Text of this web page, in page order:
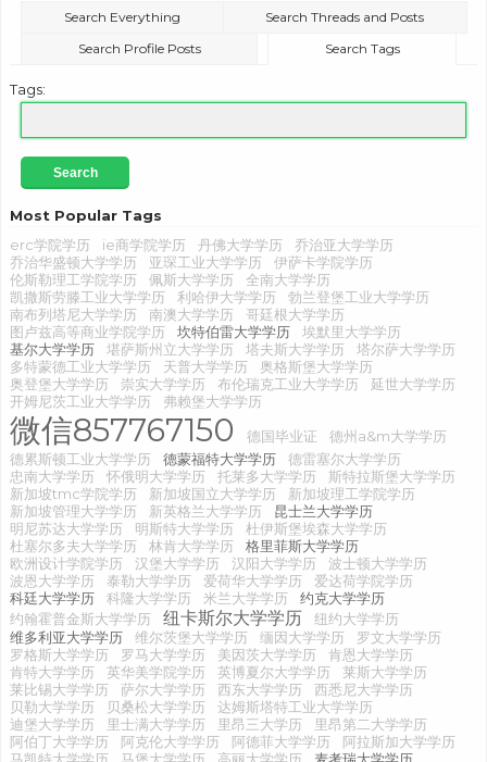
Search Everything
Search Threads and Posts
Search Profile Posts
Search Tags
Tags:
Most Popular Tags
erc学院学历
ie商学院学历 丹佛大学学历
乔治亚大学学历
乔治华盛顿大学学历
亚琛工业大学学历
伊萨卡学院学历
伦斯勒理工学院学历
佩斯大学学历
全南大学学历
凯撒斯劳滕工业大学学历
利哈伊大学学历
勃兰登堡工业大学学历
南布列塔尼大学学历
南澳大学学历
哥廷根大学学历
图卢兹高等商业学院学历
坎特伯雷大学学历
埃默里大学学历
基尔大学学历
堪萨斯州立大学学历 塔夫斯大学学历
塔尔萨大学学历
多特蒙德工业大学学历
天普大学学历
奥格斯堡大学学历
奥登堡大学学历
崇实大学学历 布伦瑞克工业大学学历
延世大学学历
开姆尼茨工业大学学历
弗赖堡大学学历
微信857767150 德国毕业证
德州a&m大学学历
德累斯顿工业大学学历
德蒙福特大学学历
德雷塞尔大学学历
忠南大学学历
怀俄明大学学历 托莱多大学学历
斯特拉斯堡大学学历
新加坡tmc学院学历
新加坡国立大学学历
新加坡理工学院学历
新加坡管理大学学历
新英格兰大学学历
昆士兰大学学历
明尼苏达大学学历
明斯特大学学历
杜伊斯堡埃森大学学历
杜塞尔多夫大学学历
林肯大学学历
格里菲斯大学学历
欧洲设计学院学历
汉堡大学学历 汉阳大学学历
波士顿大学学历
波恩大学学历
泰勒大学学历 爱荷华大学学历
爱达荷学院学历
科廷大学学历
科隆大学学历 米兰大学学历
约克大学学历
约翰霍普金斯大学学历
纽卡斯尔大学学历
纽约大学学历
维多利亚大学学历
维尔茨堡大学学历 缅因大学学历
罗文大学学历
罗格斯大学学历
罗马大学学历 美因茨大学学历
肯恩大学学历
肯特大学学历
英华美学院学历 英博夏尔大学学历
莱斯大学学历
莱比锡大学学历
萨尔大学学历 西东大学学历
西悉尼大学学历
贝勒大学学历
贝桑松大学学历
达姆斯塔特工业大学学历
迪堡大学学历
里士满大学学历 里昂三大学历
里昂第二大学学历
阿伯丁大学学历
阿克伦大学学历 阿德菲大学学历
阿拉斯加大学学历